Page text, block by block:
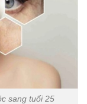
sang tuổi 25